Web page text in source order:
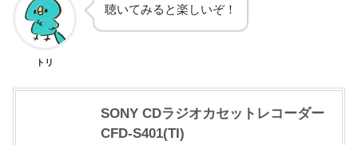
トリ
聴いてみると楽しいぞ！
SONY CDラジオカセットレコーダー
CFD-S401(TI)